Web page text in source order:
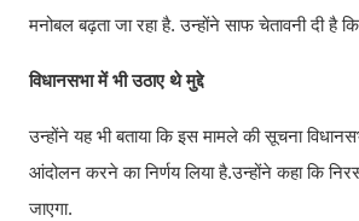
मनोबल बढ़ता जा रहा है. उन्होंने साफ चेतावनी दी
विधानसभा में भी उठाए थे मुद्दे
उन्होंने यह भी बताया कि इस मामले की सूचना
आंदोलन करने का निर्णय लिया है.उन्होंने कहा कि
जाएगा.